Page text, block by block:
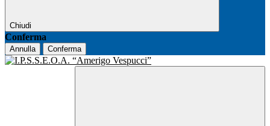
Chiudi
Conferma
Annulla Conferma